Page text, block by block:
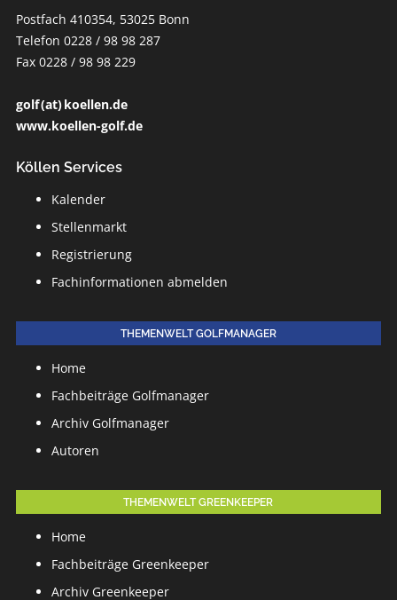
Postfach 410354, 53025 Bonn
Telefon 0228 / 98 98 287
Fax 0228 / 98 98 229
golf (at) koellen.de
www.koellen-golf.de
Köllen Services
Kalender
Stellenmarkt
Registrierung
Fachinformationen abmelden
THEMENWELT GOLFMANAGER
Home
Fachbeiträge Golfmanager
Archiv Golfmanager
Autoren
THEMENWELT GREENKEEPER
Home
Fachbeiträge Greenkeeper
Archiv Greenkeeper